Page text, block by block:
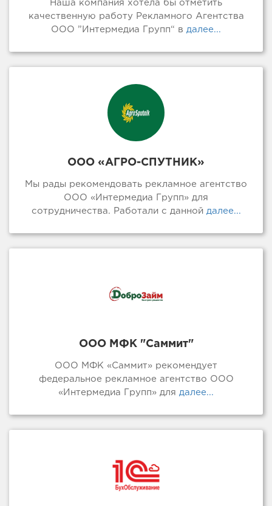
Наша компания хотела бы отметить
качественную работу Рекламного Агентства
ООО ”Интермедиа Групп“ в далее...
ООО «АГРО-СПУТНИК»
Мы рады рекомендовать рекламное агентство
ООО «Интермедиа Групп» для
сотрудничества. Работали с даннойдалее...
ООО МФК "Саммит"
ООО МФК «Саммит» рекомендует
федеральное рекламное агентство ООО
«Интермедиа Групп» для далее...